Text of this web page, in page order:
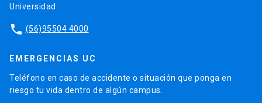
Universidad.
phone (56)95504 4000
EMERGENCIAS UC
Teléfono en caso de accidente o situación que ponga en
riesgo tu vida dentro de algún campus.